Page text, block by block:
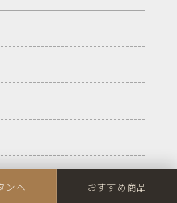
ンへ おすすめ商品